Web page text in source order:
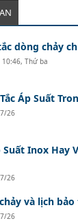
dòng chảy
10:46, Thứ ba
Áp Suất
26
Inox Hay
26
và lịch
26